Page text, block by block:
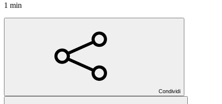
1 min
Condividi